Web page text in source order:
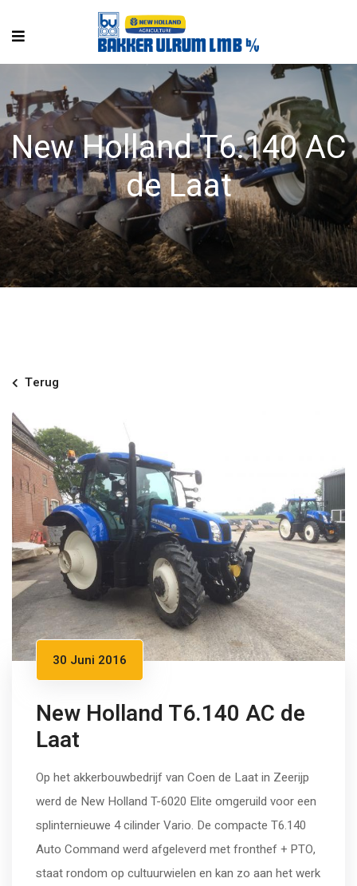
New Holland T6.140 AC
de Laat
Terug
30 Juni 2016
New Holland T6.140 AC de
Laat
Op het akkerbouwbedrijf van Coen de Laat in Zeerijp
werd de New Holland T-6020 Elite omgeruild voor een
splinternieuwe 4 cilinder Vario. De compacte T6.140
Auto Command werd afgeleverd met fronthef + PTO,
staat rondom op cultuurwielen en kan zo aan het werk